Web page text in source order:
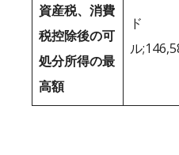
資産税、消費
税控除後の可
処分所得の最
高額
ド
ル